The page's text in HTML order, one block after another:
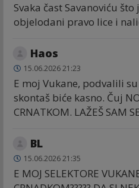
Svaka čast Savanoviću
objelodani pravo lice i
Haos
15.06.2026 21:23
E moj Vukane, podvalili su
skontaš biće kasno. Čuj
CRNATKOM. LAŽEŠ SAM
BL
15.06.2026 21:35
E MOJ SELEKTORE